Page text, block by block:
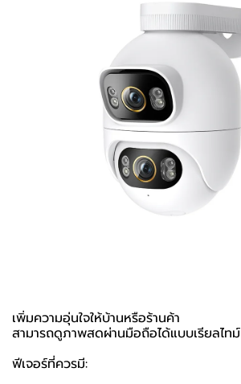
เพิ่มความอุ่นใจให้บ้านหรือร้านค้า
สามารถดูภาพสดผ่านมือถือได้แบบเรียลไทม์
ฟีเจอร์ที่ควรมี: